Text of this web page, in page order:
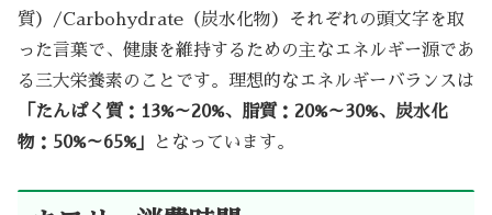
質）/Carbohydrate（炭水化物）それぞれの頭文字を取
った言葉で、健康を維持するための主なエネルギー源であ
る三大栄養素のことです。理想的なエネルギーバランスは
「たんぱく質：13%～20%、脂質：20%～30%、炭水化
物：50%～65%」
となっています。